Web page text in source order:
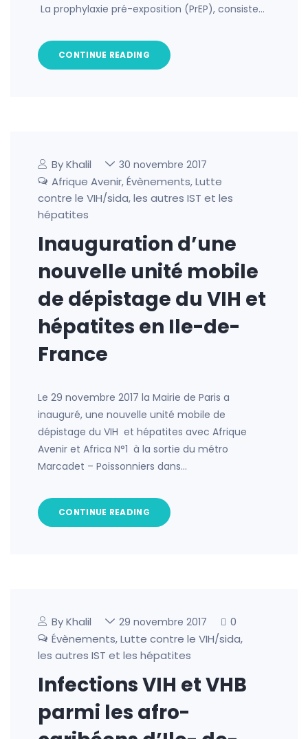
La prophylaxie pré-exposition (PrEP), consiste…
CONTINUE READING
By Khalil 30 novembre 2017
Afrique Avenir, Évènements, Lutte
contre le VIH/sida, les autres IST et les
hépatites
Inauguration d’une
nouvelle unité mobile
de dépistage du VIH et
hépatites en Ile-de-
France
Le 29 novembre 2017 la Mairie de Paris a
inauguré, une nouvelle unité mobile de
dépistage du VIH et hépatites avec Afrique
Avenir et Africa N°1 à la sortie du métro
Marcadet – Poissonniers dans…
CONTINUE READING
By Khalil 29 novembre 2017
0
Évènements, Lutte contre le VIH/sida,
les autres IST et les hépatites
Infections VIH et VHB
parmi les afro-